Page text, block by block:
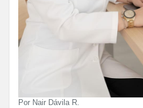
Por Nair Dávila R.